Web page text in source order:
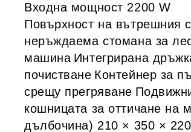
Входна мощност 2200 W
Повърхност на вътрешния
неръждаема стомана за
машина Интегрирана
почистване Контейнер за
срещу прегряване
кошницата за оттичане на
дълбочина) 210 × 350 ×